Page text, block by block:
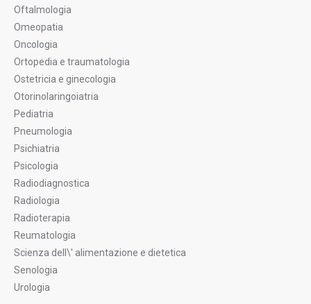
Oftalmologia
Omeopatia
Oncologia
Ortopedia e traumatologia
Ostetricia e ginecologia
Otorinolaringoiatria
Pediatria
Pneumologia
Psichiatria
Psicologia
Radiodiagnostica
Radiologia
Radioterapia
Reumatologia
Scienza dell\' alimentazione e dietetica
Senologia
Urologia